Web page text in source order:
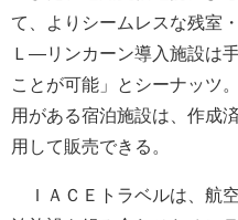
て、よりシームレスな残室
Ｌ―リンカーン導入施設は
ことが可能」とシーナッツ
用がある宿泊施設は、作成
用して販売できる。
ＩＡＣＥトラベルは、航